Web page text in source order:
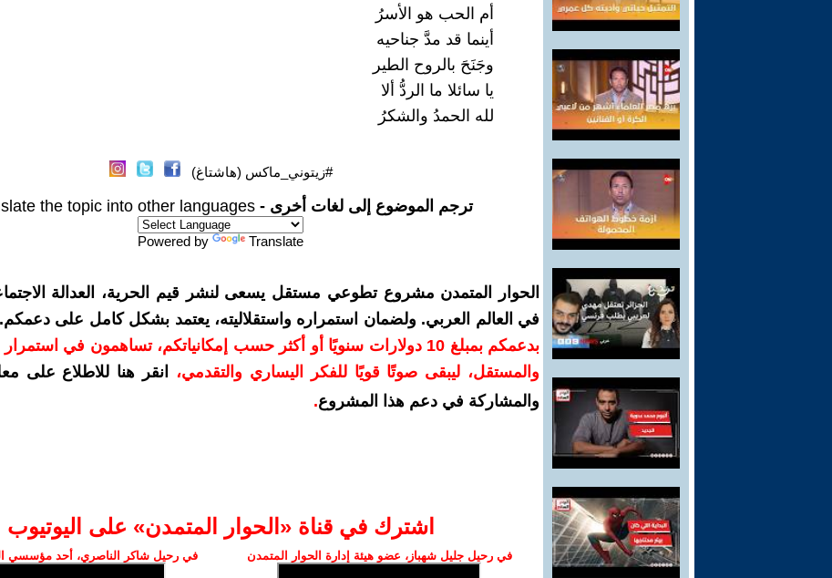
أم الحب هو الأسرُ
أينما قد مدَّ جناحيه
وجَنَحَ بالروح الطير
يا سائلا ما الردُّ ألا
لله الحمدُ والشكرُ
#زيتوني_ماكس (هاشتاغ)
ترجم الموضوع إلى لغات أخرى - the topic into other languages
Powered by Translate
الحوار المتمدن مشروع تطوعي مستقل يسعى لنشر قيم الحرية، العدالة
في العالم العربي. ولضمان استمراره واستقلاليته، يعتمد بشكل كامل على دعمكم.
بدعمكم بمبلغ 10 دولارات سنويًا أو أكثر حسب إمكانياتكم، تساهمون في
والمستقل، ليبقى صوتًا قويًا للفكر اليساري والتقدمي،
انقر هنا للاطلاع على
والمشاركة في دعم هذا المشروع.
اشترك في قناة ‫«الحوار المتمدن» على اليوتيوب
في رحيل جليل شهباز، عضو هيئة إدارة الحوار المتمدن في رحيل شاكر الناصري، أحد مؤسسي